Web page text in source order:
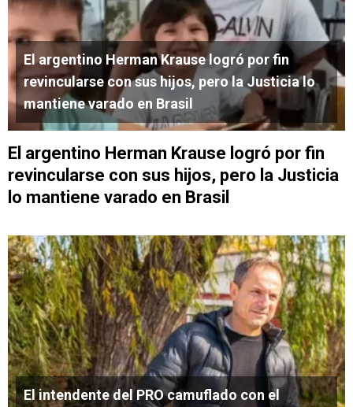
El argentino Herman Krause logró por fin
revincularse con sus hijos, pero la Justicia lo
mantiene varado en Brasil
El argentino Herman Krause logró por fin
revincularse con sus hijos, pero la Justicia
lo mantiene varado en Brasil
El intendente del PRO camuflado con el